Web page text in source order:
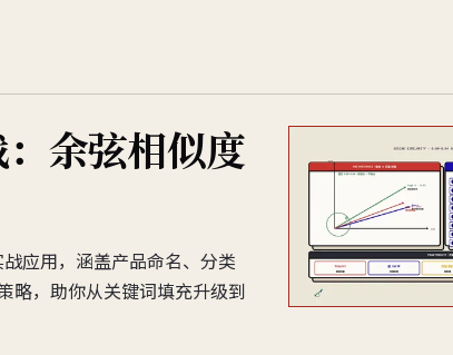
余弦相似度
应用，涵盖产品命名、分类
略，助你从关键词填充升级到